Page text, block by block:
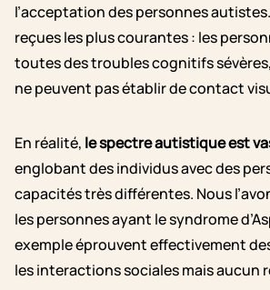
l’acceptation des personnes
reçues les plus courantes : les
toutes des troubles cognitifs
ne peuvent pas établir de contact
En réalité, le spectre autistique est
englobant des individus avec des
capacités très différentes. Nous
les personnes ayant le syndrome
exemple éprouvent effectivement
les interactions sociales mais aucun